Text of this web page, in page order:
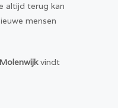
altijd terug kan
mensen
vindt